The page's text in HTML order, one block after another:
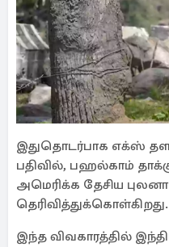
இதுதொடர்பாக எக்ஸ்
பதிவில், பஹல்காம்
அமெரிக்க தேசிய
தெரிவித்துக்கொள்கிறது.
இந்த விவகாரத்தில்